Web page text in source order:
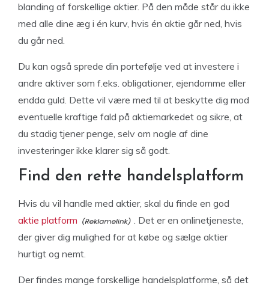
blanding af forskellige aktier. På den måde står du ikke
med alle dine æg i én kurv, hvis én aktie går ned, hvis
du går ned.
Du kan også sprede din portefølje ved at investere i
andre aktiver som f.eks. obligationer, ejendomme eller
endda guld. Dette vil være med til at beskytte dig mod
eventuelle kraftige fald på aktiemarkedet og sikre, at
du stadig tjener penge, selv om nogle af dine
investeringer ikke klarer sig så godt.
Find den rette handelsplatform
Hvis du vil handle med aktier, skal du finde en god
aktie platform
. Det er en onlinetjeneste,
der giver dig mulighed for at købe og sælge aktier
hurtigt og nemt.
Der findes mange forskellige handelsplatforme, så det